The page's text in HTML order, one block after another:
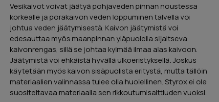
Vesikaivot voivat jäätyä pohjaveden pinnan noustessa
korkealle ja porakaivon veden loppuminen talvella voi
johtua veden jäätymisestä. Kaivon jäätymistä voi
edesauttaa myös maanpinnan yläpuolella sijaitseva
kaivonrengas, sillä se johtaa kylmää ilmaa alas kaivoon.
Jäätymistä voi ehkäistä hyvällä ulkoeristyksellä. Joskus
käytetään myös kaivon sisäpuolista eritystä, mutta tällöin
materiaalien valinnassa tulee olla huolellinen. Styrox ei ole
suositeltavaa materiaalia sen rikkoutumisalttiuden vuoksi.